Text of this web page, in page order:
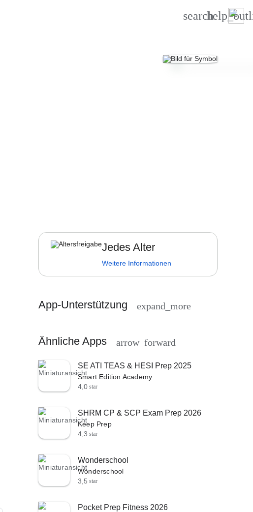
search
Jedes Alter
Weitere Informationen
App-Unterstützung expand_more
Ähnliche Apps arrow_forward
SE ATI TEAS & HESI Prep 2025
Smart Edition Academy
4,0 star
SHRM CP & SCP Exam Prep 2026
Keep Prep
4,3 star
Wonderschool
Wonderschool
3,5 star
Pocket Prep Fitness 2026